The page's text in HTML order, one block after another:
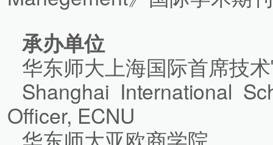
承办单位
华东师大上海国际首席技
Shanghai International
Officer, ECNU